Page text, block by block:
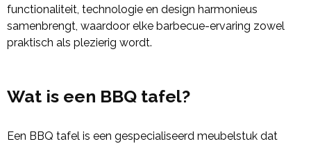
functionaliteit, technologie en design harmonieus
samenbrengt, waardoor elke barbecue-ervaring zowel
praktisch als plezierig wordt.
Wat is een BBQ tafel?
Een BBQ tafel is een gespecialiseerd meubelstuk dat